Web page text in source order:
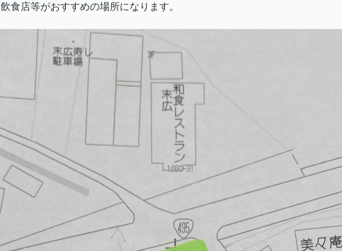
飲食店等がおすすめの場所になります。